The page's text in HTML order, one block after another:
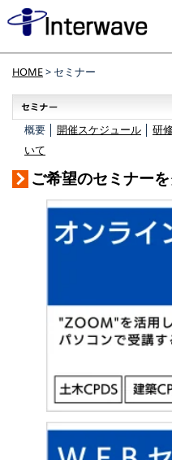
HOME> セミナー
概要 │ 開催スケジュール 研
いて
ご希望のセミナー